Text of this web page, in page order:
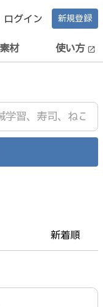
ログイン 新規登録
材 使い方 open_in_new
新着順